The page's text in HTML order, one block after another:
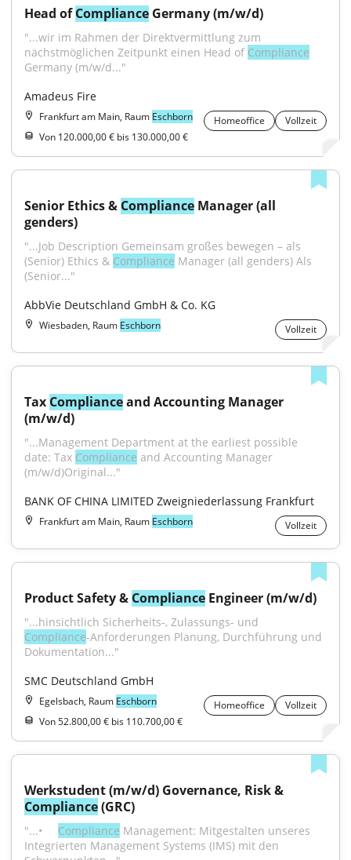
Head of Compliance Germany (m/w/d)
"...wir im Rahmen der Direktvermittlung zum
nächstmöglichen Zeitpunkt einen Head of Compliance
Germany (m/w/d..."
Amadeus Fire
Frankfurt am Main, Raum Eschborn Homeoffice
Vollzeit
Von 120.000,00 € bis 130.000,00 €
Senior Ethics & Compliance Manager (all
genders)
"...Job Description Gemeinsam großes bewegen – als
(Senior) Ethics & Compliance Manager (all genders) Als
(Senior..."
AbbVie Deutschland GmbH & Co. KG
Wiesbaden, Raum Eschborn Vollzeit
Tax Compliance and Accounting Manager
(m/w/d)
"...Management Department at the earliest possible
date: Tax Compliance and Accounting Manager
(m/w/d)Original..."
BANK OF CHINA LIMITED Zweigniederlassung Frankfurt
Frankfurt am Main, Raum Eschborn Vollzeit
Product Safety & Compliance Engineer (m/w/d)
Compliance-Anforderungen Planung, Durchführung und
Dokumentation..."
SMC Deutschland GmbH
Egelsbach, Raum Eschborn Homeoffice
Vollzeit
Von 52.800,00 € bis 110.700,00 €
Compliance (GRC)
"...• Compliance Management: Mitgestalten unseres
Integrierten Management Systems (IMS) mit den